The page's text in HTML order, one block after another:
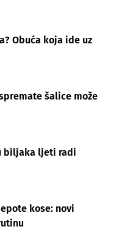
Obuća koja ide uz
šalice može
biljaka ljeti radi
kose: novi